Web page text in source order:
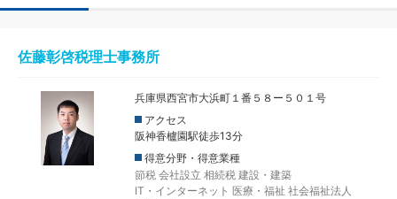
佐藤彰啓税理士事務所
兵庫県西宮市大浜町１番５８ー５０１号
アクセス
阪神香櫨園駅徒歩13分
得意分野・得意業種
節税 会社設立 相続税 建設・建築
IT・インターネット 医療・福祉 社会福祉法人